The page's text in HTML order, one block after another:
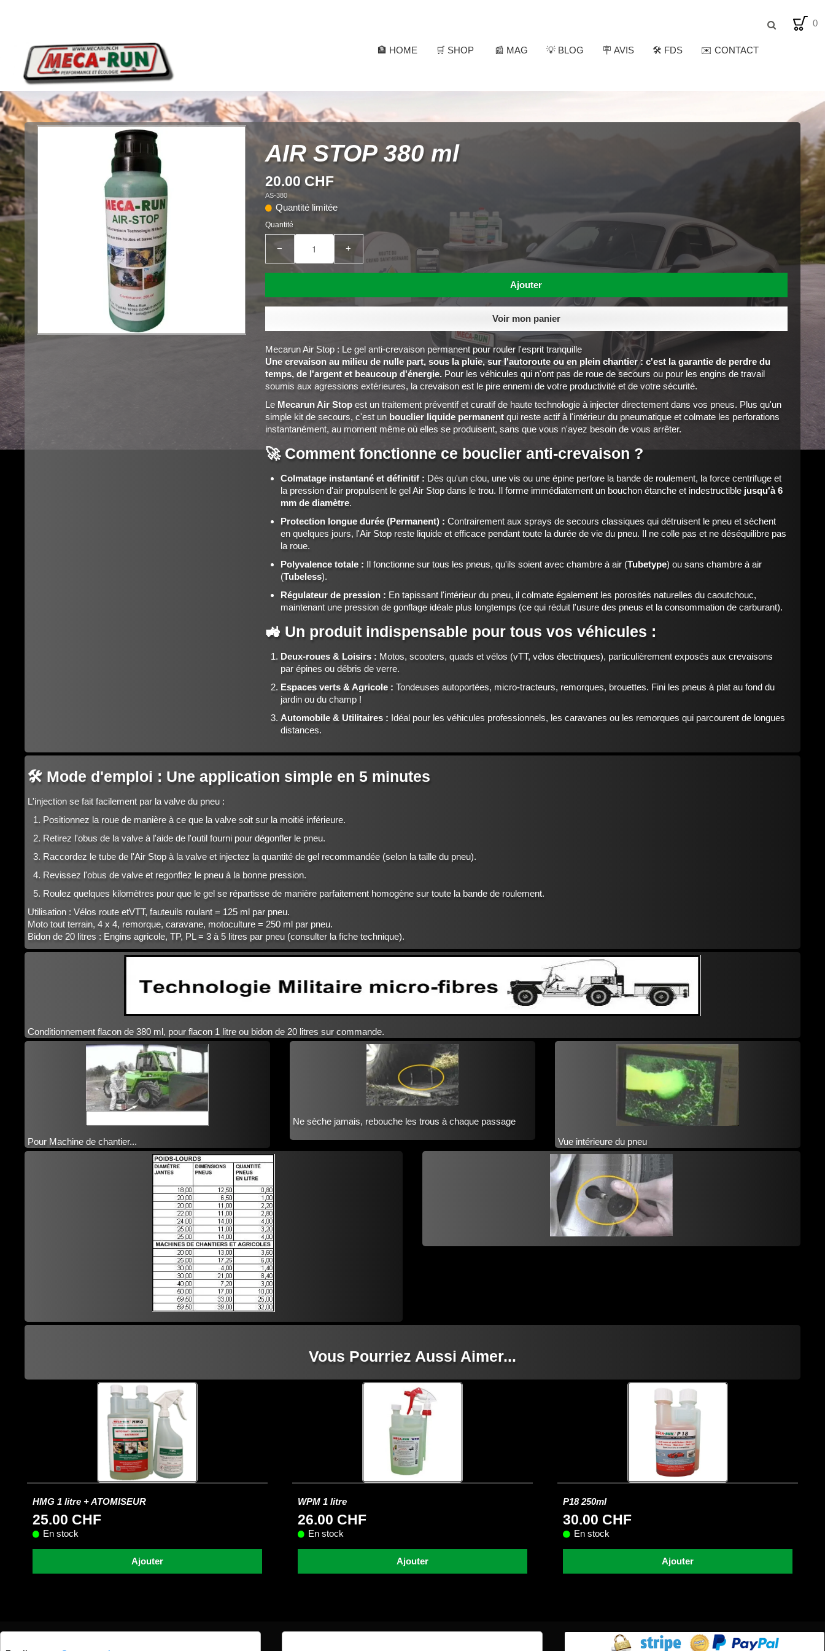
0
🏦 HOME 🛒 SHOP 📰 MAG 💡 BLOG 🪧 AVIS 🛠️ FDS ✉️ CONTACT
AIR STOP 380 ml
20.00 CHF
AS-380
Quantité limitée
Quantité
− +
Ajouter
Voir mon panier
Mecarun Air Stop : Le gel anti-crevaison permanent pour rouler l'esprit tranquille
Une crevaison au milieu de nulle part, sous la pluie, sur l'autoroute ou en plein chantier : c'est la garantie de perdre du
temps, de l'argent et beaucoup d'énergie.Pour les véhicules qui n'ont pas de roue de secours ou pour les engins de travail
soumis aux agressions extérieures, la crevaison est le pire ennemi de votre productivité et de votre sécurité.
Le Mecarun Air Stopest un traitement préventif et curatif de haute technologie à injecter directement dans vos pneus. Plus qu'un
simple kit de secours, c'est un bouclier liquide permanentqui reste actif à l'intérieur du pneumatique et colmate les perforations
instantanément, au moment même où elles se produisent, sans que vous n'ayez besoin de vous arrêter.
🚀 Comment fonctionne ce bouclier anti-crevaison ?
Colmatage instantané et définitif : Dès qu'un clou, une vis ou une épine perfore la bande de roulement, la force centrifuge et
la pression d'air propulsent le gel Air Stop dans le trou. Il forme immédiatement un bouchon étanche et indestructible jusqu'à 6
mm de diamètre.
Protection longue durée (Permanent) : Contrairement aux sprays de secours classiques qui détruisent le pneu et sèchent
en quelques jours, l'Air Stop reste liquide et efficace pendant toute la durée de vie du pneu. Il ne colle pas et ne déséquilibre pas
la roue.
Polyvalence totale : Il fonctionne sur tous les pneus, qu'ils soient avec chambre à air (Tubetype) ou sans chambre à air
(Tubeless).
Régulateur de pression : En tapissant l'intérieur du pneu, il colmate également les porosités naturelles du caoutchouc,
maintenant une pression de gonflage idéale plus longtemps (ce qui réduit l'usure des pneus et la consommation de carburant).
🚜 Un produit indispensable pour tous vos véhicules :
Deux-roues & Loisirs : Motos, scooters, quads et vélos (vTT, vélos électriques), particulièrement exposés aux crevaisons
par épines ou débris de verre.
Espaces verts & Agricole : Tondeuses autoportées, micro-tracteurs, remorques, brouettes. Fini les pneus à plat au fond du
jardin ou du champ !
Automobile & Utilitaires : Idéal pour les véhicules professionnels, les caravanes ou les remorques qui parcourent de longues
distances.
🛠️ Mode d'emploi : Une application simple en 5 minutes
L'injection se fait facilement par la valve du pneu :
Positionnez la roue de manière à ce que la valve soit sur la moitié inférieure.
Retirez l'obus de la valve à l'aide de l'outil fourni pour dégonfler le pneu.
Raccordez le tube de l'Air Stop à la valve et injectez la quantité de gel recommandée (selon la taille du pneu).
Revissez l'obus de valve et regonflez le pneu à la bonne pression.
Roulez quelques kilomètres pour que le gel se répartisse de manière parfaitement homogène sur toute la bande de roulement.
Utilisation : Vélos route etVTT, fauteuils roulant = 125 ml par pneu.
Moto tout terrain, 4 x 4, remorque, caravane, motoculture = 250 ml par pneu.
Bidon de 20 litres : Engins agricole, TP, PL = 3 à 5 litres par pneu (consulter la fiche technique).
Conditionnement flacon de 380 ml, pour flacon 1 litre ou bidon de 20 litres sur commande.
Pour Machine de chantier...
Ne sèche jamais, rebouche les trous à chaque passage
Vue intérieure du pneu
Vous Pourriez Aussi Aimer...
HMG 1 litre + ATOMISEUR
25.00 CHF
En stock
Ajouter
WPM 1 litre
26.00 CHF
En stock
Ajouter
P18 250ml
30.00 CHF
En stock
Ajouter